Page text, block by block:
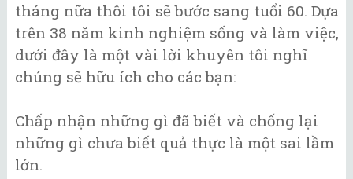
tháng nữa thôi tôi sẽ bước sang tuổi 60. Dựa
trên 38 năm kinh nghiệm sống và làm việc,
dưới đây là một vài lời khuyên tôi nghĩ
chúng sẽ hữu ích cho các bạn:
Chấp nhận những gì đã biết và chống lại
những gì chưa biết quả thực là một sai lầm
lớn.